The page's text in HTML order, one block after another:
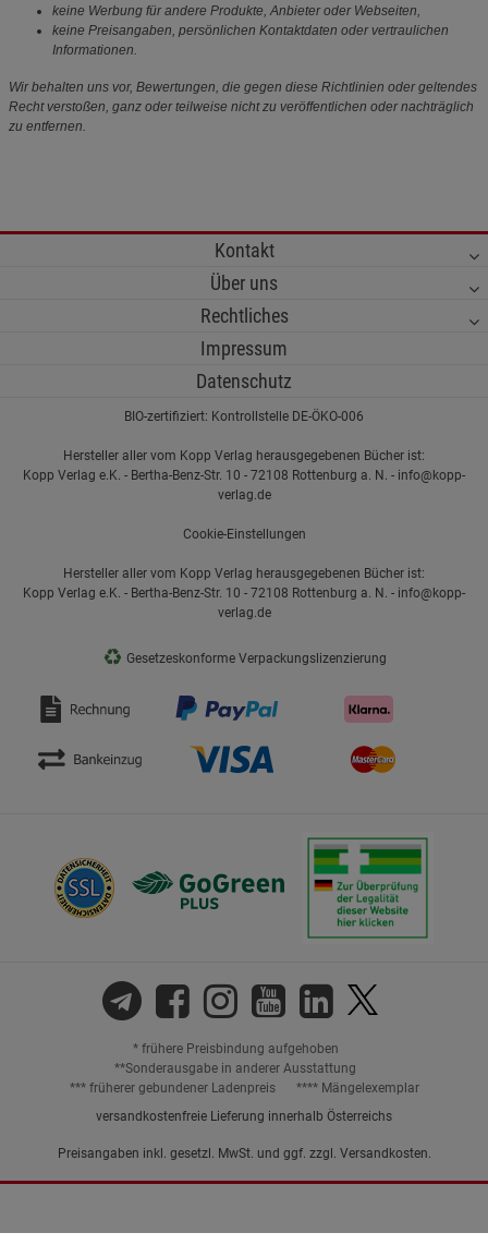
keine Werbung für andere Produkte, Anbieter oder Webseiten,
keine Preisangaben, persönlichen Kontaktdaten oder vertraulichen
Informationen.
Wir behalten uns vor, Bewertungen, die gegen diese Richtlinien oder geltendes
Recht verstoßen, ganz oder teilweise nicht zu veröffentlichen oder nachträglich
zu entfernen.
Kontakt
Über uns
Rechtliches
Impressum
Datenschutz
BIO-zertifiziert: Kontrollstelle DE-ÖKO-006
Hersteller aller vom Kopp Verlag herausgegebenen Bücher ist:
Kopp Verlag e.K. - Bertha-Benz-Str. 10 - 72108 Rottenburg a. N. - info@kopp-
verlag.de
Cookie-Einstellungen
Hersteller aller vom Kopp Verlag herausgegebenen Bücher ist:
Kopp Verlag e.K. - Bertha-Benz-Str. 10 - 72108 Rottenburg a. N. - info@kopp-
verlag.de
♻ Gesetzeskonforme Verpackungslizenzierung
* frühere Preisbindung aufgehoben
**Sonderausgabe in anderer Ausstattung
*** früherer gebundener Ladenpreis
**** Mängelexemplar
versandkostenfreie Lieferung innerhalb Österreichs
Preisangaben inkl. gesetzl. MwSt. und ggf. zzgl. Versandkosten.